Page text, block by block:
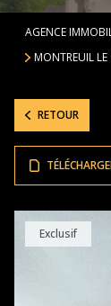
AGENCE
MONTREUIL LE
RETOUR
Exclusif